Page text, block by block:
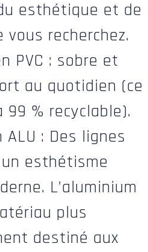
esthétique et de
recherchez.
PVC : sobre et
au quotidien (ce
% recyclable).
: Des lignes
esthétisme
L’aluminium
plus
destiné aux